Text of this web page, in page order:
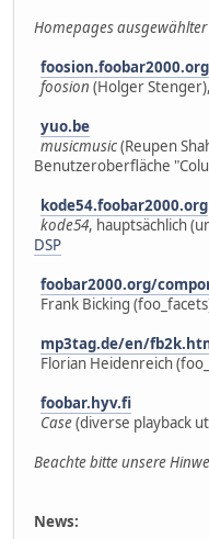
Homepages
foosion (Holger
yuo.be
musicmusic(Reupen
Benutzeroberfläche
kode54.foobar2000.org
kode54, hauptsächlich
DSP
foobar2000.org/
Frank Bicking
mp3tag.de/en/
Florian Heidenreich
foobar.hyv.fi
Case(diverse playback
Beachte bitte unsere
News: